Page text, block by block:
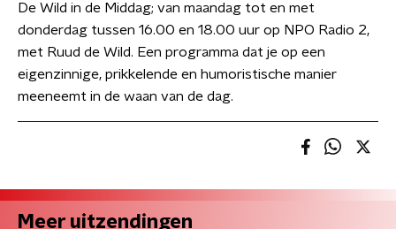
De Wild in de Middag; van maandag tot en met
donderdag tussen 16.00 en 18.00 uur op NPO Radio 2,
met Ruud de Wild. Een programma dat je op een
eigenzinnige, prikkelende en humoristische manier
meeneemt in de waan van de dag.
Meer uitzendingen